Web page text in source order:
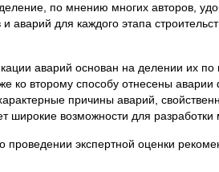
по мнению многих авторов,
и аварий для каждого этапа
аварий основан на делении их
ко второму способу отнесены
причины аварий,
широкие возможности для
проведении экспертной оценки